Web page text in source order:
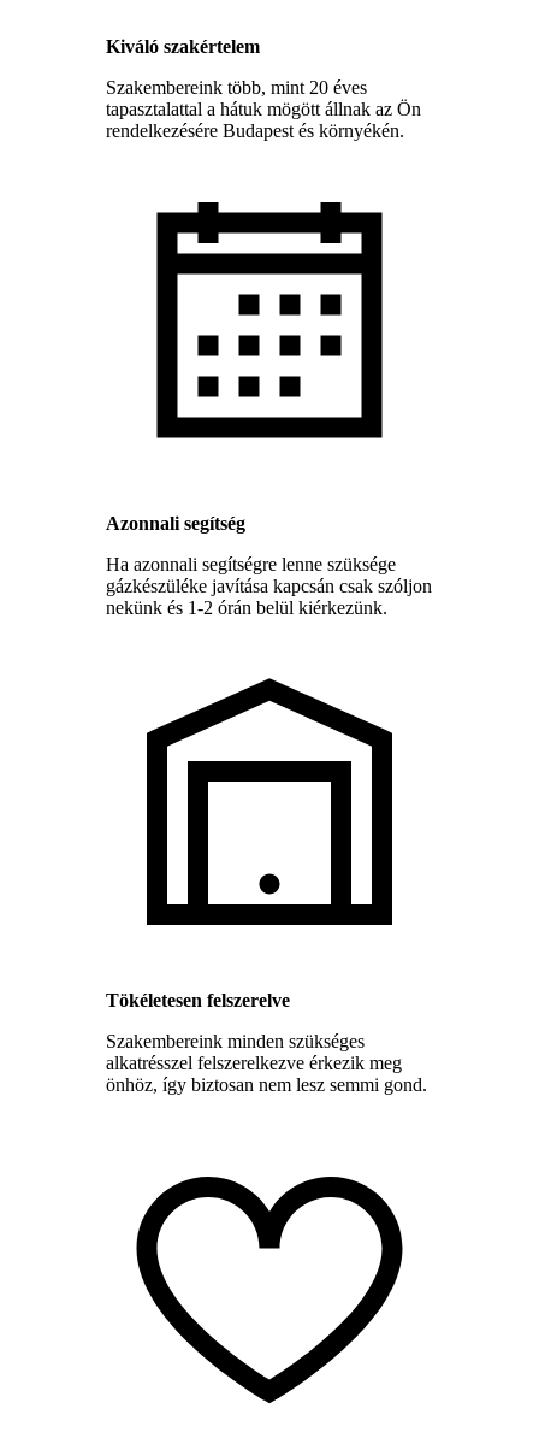
Kiváló szakértelem
Szakembereink több, mint 20 éves
tapasztalattal a hátuk mögött állnak az Ön
rendelkezésére Budapest és környékén.
Azonnali segítség
Ha azonnali segítségre lenne szüksége
gázkészüléke javítása kapcsán csak szóljon
nekünk és 1-2 órán belül kiérkezünk.
Tökéletesen felszerelve
Szakembereink minden szükséges
alkatrésszel felszerelkezve érkezik meg
önhöz, így biztosan nem lesz semmi gond.